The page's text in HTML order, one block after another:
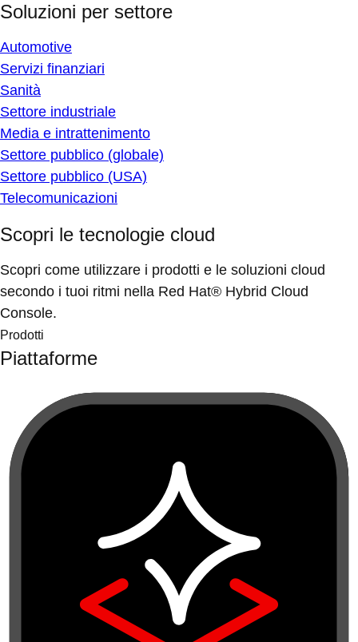
Soluzioni per settore
Automotive
Servizi finanziari
Sanità
Settore industriale
Media e intrattenimento
Settore pubblico (globale)
Settore pubblico (USA)
Telecomunicazioni
Scopri le tecnologie cloud
Scopri come utilizzare i prodotti e le soluzioni cloud
secondo i tuoi ritmi nella Red Hat® Hybrid Cloud
Console.
Prodotti
Piattaforme